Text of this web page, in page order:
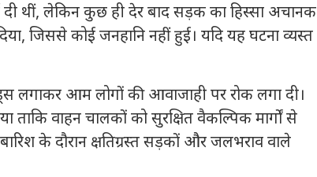
दी थीं, लेकिन कुछ ही देर बाद सड़क का हिस्सा अचानक
जिससे कोई जनहानि नहीं हुई। यदि यह घटना व्यस्त
लगाकर आम लोगों की आवाजाही पर रोक लगा दी।
ताकि वाहन चालकों को सुरक्षित वैकल्पिक मार्गों से
के दौरान क्षतिग्रस्त सड़कों और जलभराव वाले